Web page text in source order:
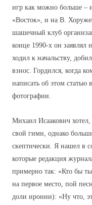
игр как можно больше –
«Восток», и на В.
шашечный клуб
конце 1990-х он заявлял
ходил к начальству,
взнос. Гордился, когда
написать об этом статью
фотографии.
Михаил Исаакович
свой гимн, однако
скептически. Я нашел в
которые редакция
примерно так: «Кто бы
на первое место, пой
доли иронии): «Ну что,